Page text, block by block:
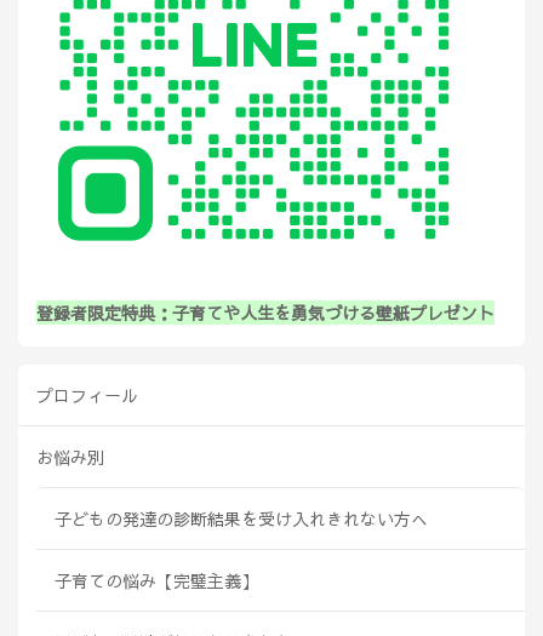
登録者限定特典：子育てや人生を勇気づける壁紙プレゼント
プロフィール
お悩み別
子どもの発達の診断結果を受け入れきれない方へ
子育ての悩み【完璧主義】